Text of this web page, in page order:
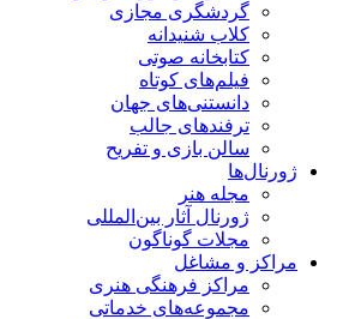
گردشگری مجازی
کلاب شنیدانه
کتابخانه صوتی
فیلم‌های کوتاه
دانستنی‌های جهان
ترفندهای جالب
سالن بازی و تفریح
مجله هنر
ژورنال آثار بین‌المللی
مجلات گوناگون
و مشاغل
مراکز فرهنگی هنری
مجموعه‌های خدماتی